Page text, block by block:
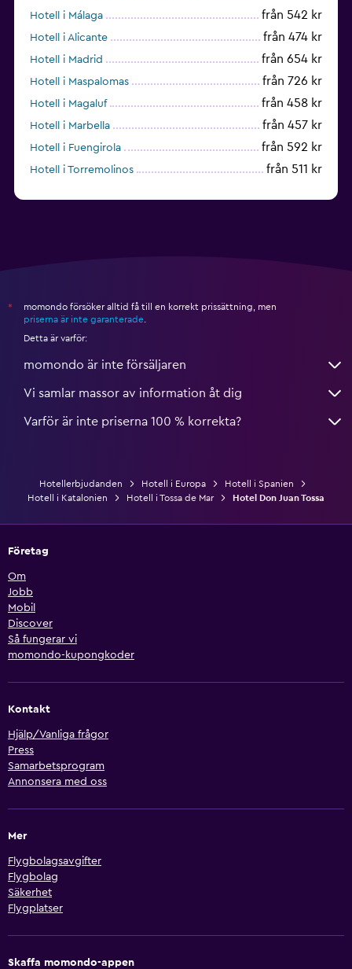
Hotell i Málaga från 542 kr
Hotell i Alicante från 474 kr
Hotell i Madrid från 654 kr
Hotell i Maspalomas från 726 kr
Hotell i Magaluf från 458 kr
Hotell i Marbella från 457 kr
Hotell i Fuengirola från 592 kr
Hotell i Torremolinos från 511 kr
*
momondo försöker alltid få till en korrekt prissättning, men
priserna är inte garanterade
Detta är varför:
momondo är inte försäljaren
Vi samlar massor av information åt dig
Varför är inte priserna 100 % korrekta?
Hotellerbjudanden Hotell i Europa
Hotell i Spanien
Hotell i Katalonien
Hotell i Tossa de Mar Hotel Don Juan Tossa
Företag
Om
Jobb
Mobil
Discover
Så fungerar vi
momondo-kupongkoder
Kontakt
Hjälp/Vanliga frågor
Press
Samarbetsprogram
Annonsera med oss
Mer
Flygbolagsavgifter
Flygbolag
Säkerhet
Flygplatser
Skaffa momondo-appen